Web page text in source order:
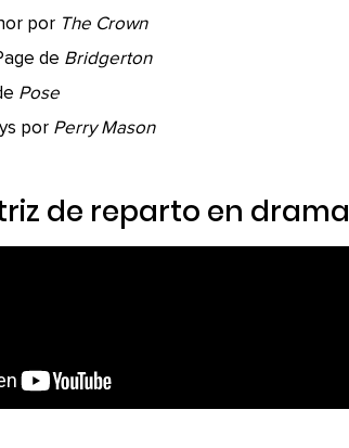
por The Crown
de Bridgerton
Pose
por Perry Mason
de reparto en drama